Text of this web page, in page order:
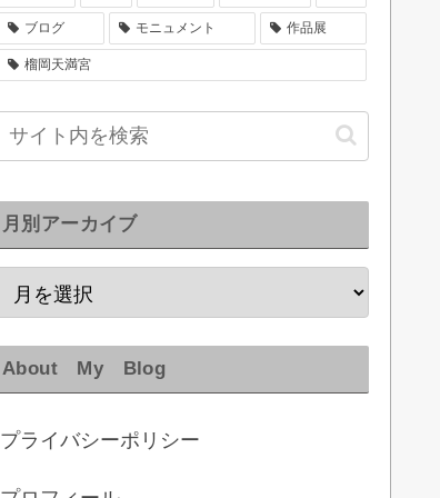
ブログ モニュメント 作品展
榴岡天満宮
月別アーカイブ
About My Blog
プライバシーポリシー